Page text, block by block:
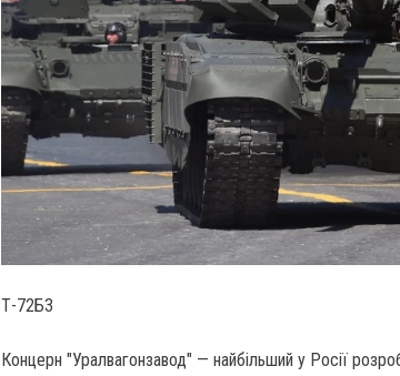
Т-72Б3
Концерн "Уралвагонзавод" — найбільший у Росії